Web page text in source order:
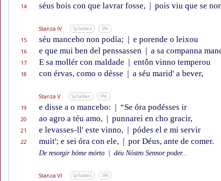
14 séus bois con que lavrar fosse, | pois viu que se
Stanza IV Syllables IPA
15 séu mancebo non podía; | e porende o leixou
16 e que mui ben del penssassen | a sa companna
17 E sa mollér con maldade | entôn vinno temperou
18 con érvas, como o désse | a séu marid' a bever,
Stanza V Syllables IPA
19 e disse a o mancebo: | “Se óra podésses ir
20 ao agro a téu amo, | punnarei en cho gracir,
21 e levasses-ll' este vinno, | pódes el e mi servir
22 muit'; e sei óra con ele, | por Déus, ante de comer.
De resorgir hóme mórto déu Nóstro Sennor poder...
Stanza VI Syllables IPA